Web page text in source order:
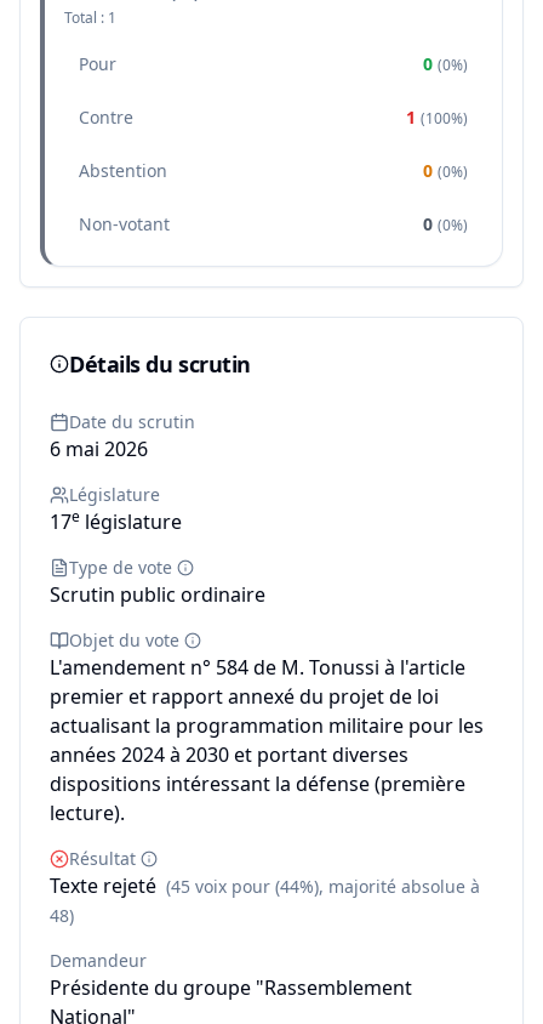
Total : 1
Pour 0 (0%)
Contre 1 (100%)
Abstention 0 (0%)
Non-votant 0 (0%)
Détails du scrutin
Date du scrutin
6 mai 2026
Législature
17e législature
Type de vote
Scrutin public ordinaire
Objet du vote
L'amendement n° 584 de M. Tonussi à l'article
premier et rapport annexé du projet de loi
actualisant la programmation militaire pour les
années 2024 à 2030 et portant diverses
dispositions intéressant la défense (première
lecture).
Résultat
Texte rejeté (45 voix pour (44%), majorité absolue à
48)
Demandeur
Présidente du groupe "Rassemblement
National"